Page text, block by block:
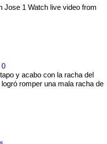
Jose 1 Watch live video from
y acabo con la racha del
romper una mala racha de